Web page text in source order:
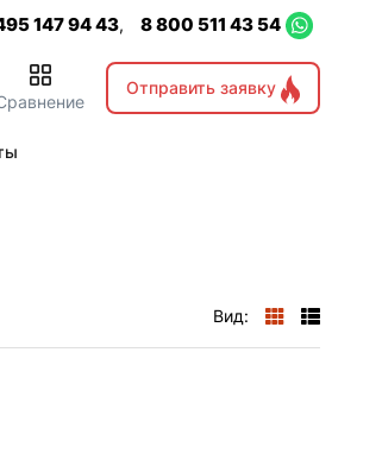
147 94 43, 8 800 511 43 54
Отправить заявку
Вид: